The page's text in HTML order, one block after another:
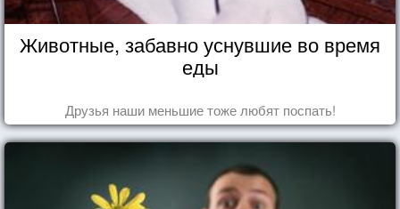
Животные, забавно уснувшие во время
еды
Друзья наши меньшие тоже любят поспать!